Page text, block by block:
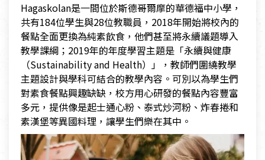
Hagaskolan是一間位於斯德哥爾摩的華德福中小學，
共有184位學生與28位教職員，2018年開始將校內的
餐點全面更換為純素飲食，他們甚至將永續議題導入
教學課綱；2019年的年度學習主題是「永續與健康
（Sustainability and Health）」，教師們圍繞教學
主題設計與學科可結合的教學內容。可別以為學生們
對素食餐點興趣缺缺，校方用心研發的餐點內容豐富
多元，提供像是起士通心粉、泰式炒河粉、炸春捲和
素漢堡等異國料理，讓學生們樂在其中。